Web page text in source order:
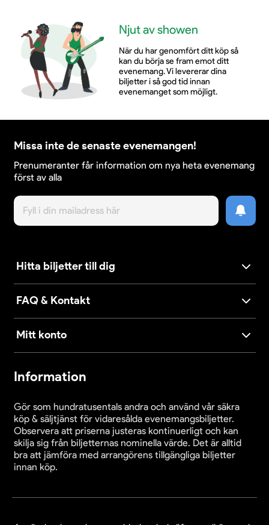
Njut av showen
När du har genomfört ditt köp så
kan du börja se fram emot ditt
evenemang. Vi levererar dina
biljetter i så god tid innan
evenemanget som möjligt.
Missa inte de senaste evenemangen!
Prenumeranter får information om nya heta evenemang
först av alla
Hitta biljetter till dig
FAQ & Kontakt
Mitt konto
Information
Gör som hundratusentals andra och använd vår säkra
köp & säljtjänst för vidaresålda evenemangsbiljetter.
Observera att priserna justeras kontinuerligt och kan
skilja sig från biljetternas nominella värde. Det är alltid
bra att jämföra med arrangörens tillgängliga biljetter
innan köp.